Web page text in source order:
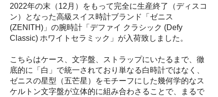
2022年の末（12月）をもって完全に生産終了（ディスコ
ン）となった高級スイス時計ブランド「ゼニス
(ZENITH)」の腕時計「デファイ クラシック (Defy
Classic) ホワイトセラミック」が入荷致しました。
こちらはケース、文字盤、ストラップにいたるまで、徹
底的に「白」で統一されており単なる白時計ではなく、
ゼニスの星型（五芒星）をモチーフにした幾何学的なス
ケルトン文字盤が立体的に組み合わさることで、まるで